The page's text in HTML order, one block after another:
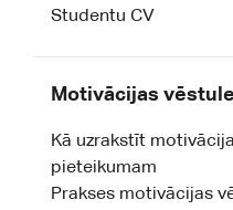
Studentu CV
Motivācijas vēstule
Kā uzrakstīt
pieteikumam
Prakses motivācijas